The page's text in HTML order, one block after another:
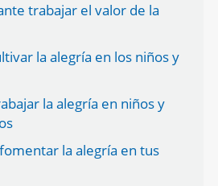
trabajar el valor de la
la alegría en los niños y
la alegría en niños y
la alegría en tus